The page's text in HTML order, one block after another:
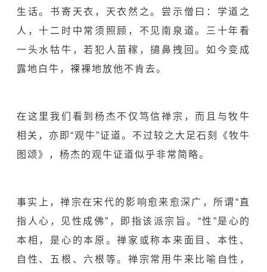
生话。书寄天衣，天衣然之。尝示僧曰：学道之
人，十二时中常须照顾，不见南泉道。三十年看
一头水牯牛，若犯人苗稼，擿鼻拽回。如今变成
露地白牛，裸裸地放他不肯去。
在这里我们看到杨杰不仅笃信禅宗，而且与牧牛
相关，亦即“观牛”证道。不过较之 大足石刻
《牧牛
图颂》，杨杰的观牛证道似乎非常简略。
事实上，禅宗在宋代的影响愈来愈深广，所谓“直
指人心，见性成佛”，即指该派宗旨。“性”是心的
本相，是心的本原。禅家或称本来面目、本性、
自性、五根、六根等。禅宗常用牛来比喻自性，